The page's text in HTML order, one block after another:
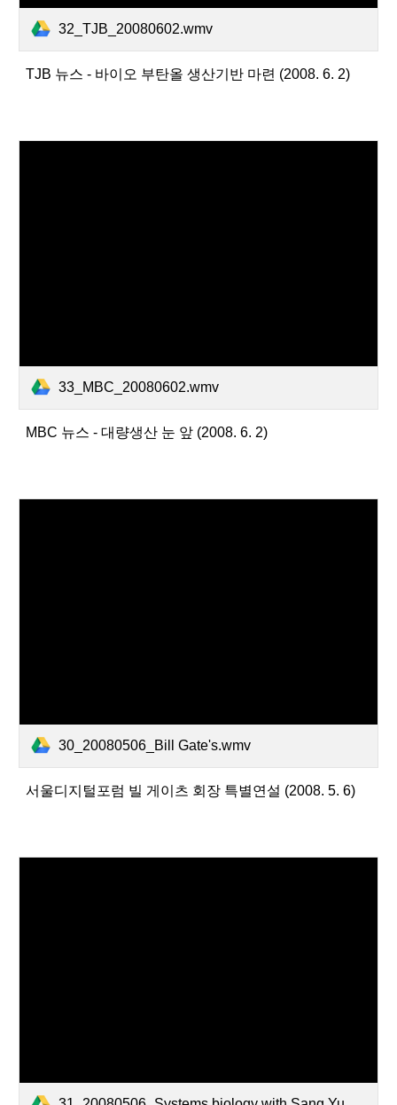
32_TJB_20080602.wmv
TJB 뉴스 - 바이오 부탄올 생산기반 마련 (2008. 6. 2)
33_MBC_20080602.wmv
MBC 뉴스 - 대량생산 눈 앞 (2008. 6. 2)
30_20080506_Bill Gate's.wmv
서울디지털포럼 빌 게이츠 회장 특별연설 (2008. 5. 6)